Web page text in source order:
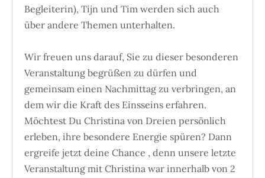
Begleiterin), Tijn und Tim werden sich auch
über andere Themen unterhalten.
Wir freuen uns darauf, Sie zu dieser besonderen
Veranstaltung begrüßen zu dürfen und
gemeinsam einen Nachmittag zu verbringen, an
dem wir die Kraft des Einsseins erfahren.
Möchtest Du Christina von Dreien persönlich
erleben, ihre besondere Energie spüren? Dann
ergreife jetzt deine Chance , denn unsere letzte
Veranstaltung mit Christina war innerhalb von 2